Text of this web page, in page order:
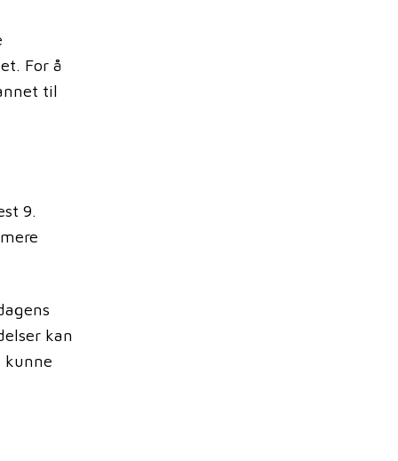
For å
til
9.
kan
kunne